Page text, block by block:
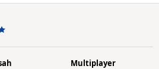
Multiplayer